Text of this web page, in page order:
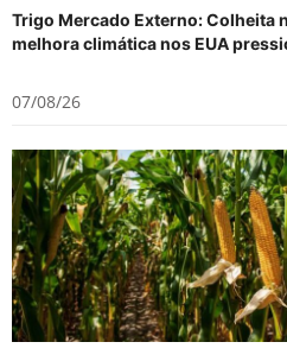
Trigo Mercado Externo: Colheita
melhora climática nos EUA
07/08/26